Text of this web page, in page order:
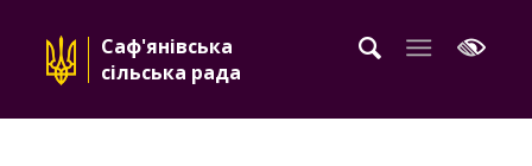
Саф'янівська
сільська рада